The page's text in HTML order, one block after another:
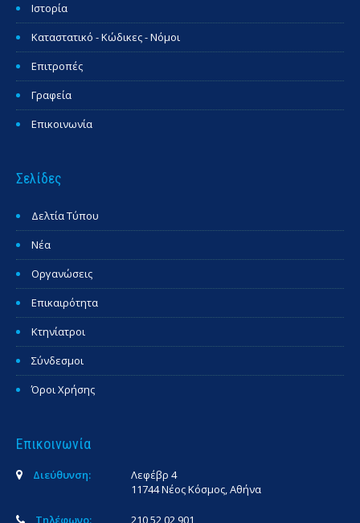
Ιστορία
Καταστατικό - Κώδικες - Νόμοι
Επιτροπές
Γραφεία
Επικοινωνία
Σελίδες
Δελτία Τύπου
Νέα
Οργανώσεις
Επικαιρότητα
Κτηνίατροι
Σύνδεσμοι
Όροι Χρήσης
Επικοινωνία
Διεύθυνση:
Λεφέβρ 4
11744 Νέος Κόσμος, Αθήνα
Τηλέφωνο: 210 52 02 901